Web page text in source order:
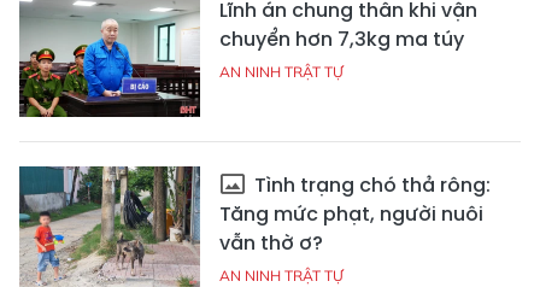
Lĩnh án chung thân khi vận
chuyển hơn 7,3kg ma túy
AN NINH TRẬT TỰ
Tình trạng chó thả rông:
Tăng mức phạt, người nuôi
vẫn thờ ơ?
AN NINH TRẬT TỰ